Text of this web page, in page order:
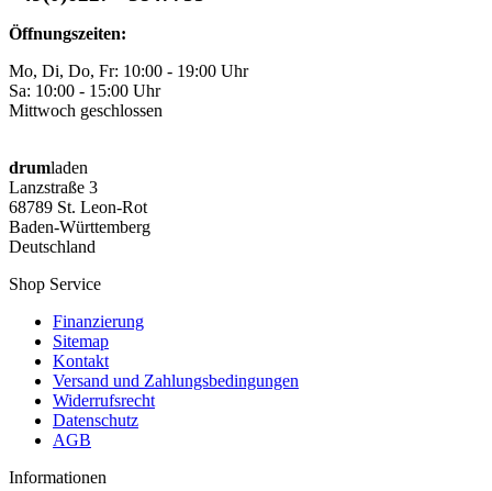
Öffnungszeiten:
Mo, Di, Do, Fr: 10:00 - 19:00 Uhr
Sa: 10:00 - 15:00 Uhr
Mittwoch geschlossen
drumladen
Lanzstraße 3
68789 St. Leon-Rot
Baden-Württemberg
Deutschland
Shop Service
Finanzierung
Sitemap
Kontakt
Versand und Zahlungsbedingungen
Widerrufsrecht
Datenschutz
AGB
Informationen